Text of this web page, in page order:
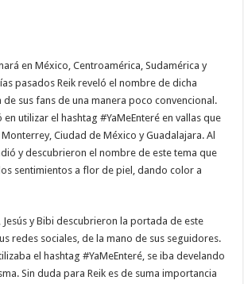
en México, Centroamérica, Sudamérica y
pasados Reik reveló el nombre de dicha
de sus fans de una manera poco convencional.
utilizar el hashtag #YaMeEnteré en vallas que
Ciudad de México y Guadalajara. Al
y descubrieron el nombre de este tema que
sentimientos a flor de piel, dando color a
y Bibi descubrieron la portada de este
redes sociales, de la mano de sus seguidores.
el hashtag #YaMeEnteré, se iba develando
Sin duda para Reik es de suma importancia